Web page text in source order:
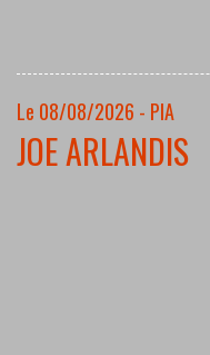
Le 08/08/2026 - PIA
JOE ARLANDIS